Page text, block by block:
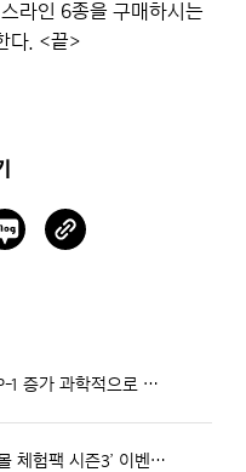
라인 6종을 구매하시는
다. <끝>
“국내최초* 홍삼의 GLP-1 증가 과학적으로 확인” 정관장, 혈당 조절 기능성 제품 ‘GLPro 코어’, ‘GLPro 더블컷’ 출시
KGC인삼공사, ‘정관장몰 체험팩 시즌3’ 이벤트 진행